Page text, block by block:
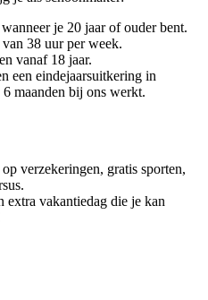
je 20 jaar of ouder bent.
38 uur per week.
vanaf 18 jaar.
een eindejaarsuitkering in
maanden bij ons werkt.
verzekeringen, gratis sporten,
extra vakantiedag die je kan